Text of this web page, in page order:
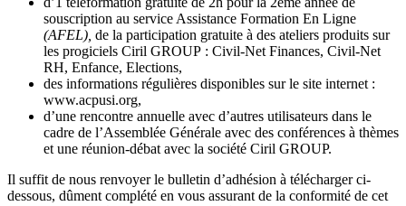
souscription au service Assistance Formation En Ligne
(AFEL), de la participation gratuite à des ateliers produits sur
les progiciels Ciril GROUP : Civil-Net Finances, Civil-Net
RH, Enfance, Elections,
des informations régulières disponibles sur le site internet :
www.acpusi.org,
d’une rencontre annuelle avec d’autres utilisateurs dans le
cadre de l’Assemblée Générale avec des conférences à thèmes
et une réunion-débat avec la société Ciril GROUP.
Il suffit de nous renvoyer le bulletin d’adhésion à télécharger ci-
dessous, dûment complété en vous assurant de la conformité de cet